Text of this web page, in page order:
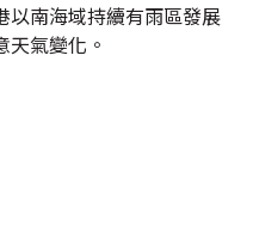
以南海域持續有雨區發展
氣變化。